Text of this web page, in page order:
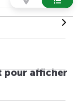
pour afficher